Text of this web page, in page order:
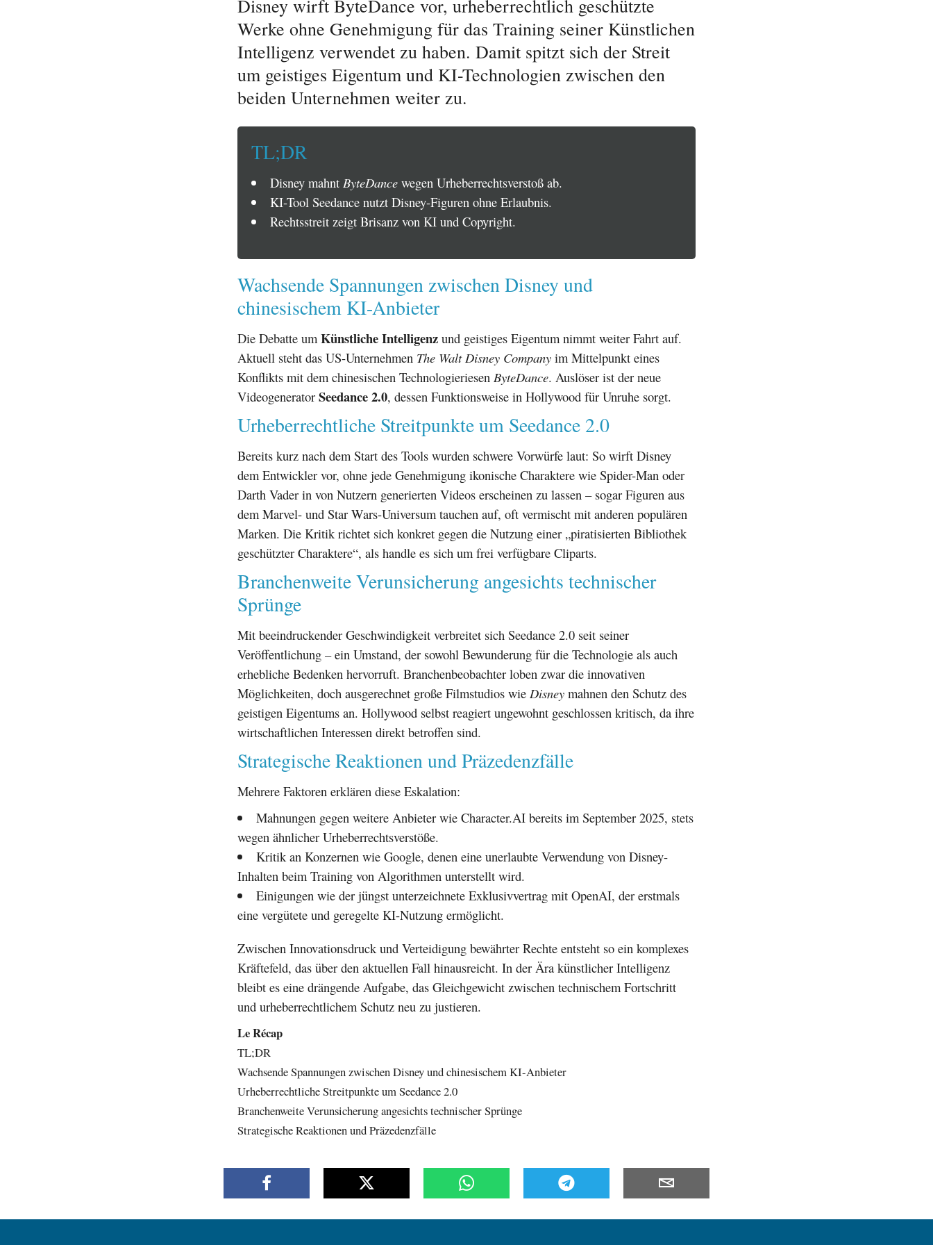
Disney wirft ByteDance vor, urheberrechtlich geschützte
Werke ohne Genehmigung für das Training seiner Künstlichen
Intelligenz verwendet zu haben. Damit spitzt sich der Streit
um geistiges Eigentum und KI-Technologien zwischen den
beiden Unternehmen weiter zu.
TL;DR
Disney mahnt ByteDancewegen Urheberrechtsverstoß ab.
KI-Tool Seedance nutzt Disney-Figuren ohne Erlaubnis.
Rechtsstreit zeigt Brisanz von KI und Copyright.
Wachsende Spannungen zwischen Disney und
chinesischem KI-Anbieter
Die Debatte um Künstliche Intelligenz und geistiges Eigentum nimmt weiter Fahrt auf.
Aktuell steht das US-Unternehmen The Walt Disney Company im Mittelpunkt eines
Konflikts mit dem chinesischen Technologieriesen ByteDance. Auslöser ist der neue
Videogenerator Seedance 2.0, dessen Funktionsweise in Hollywood für Unruhe sorgt.
Urheberrechtliche Streitpunkte um Seedance 2.0
Bereits kurz nach dem Start des Tools wurden schwere Vorwürfe laut: So wirft Disney
dem Entwickler vor, ohne jede Genehmigung ikonische Charaktere wie Spider-Man oder
Darth Vader in von Nutzern generierten Videos erscheinen zu lassen – sogar Figuren aus
dem Marvel- und Star Wars-Universum tauchen auf, oft vermischt mit anderen populären
Marken. Die Kritik richtet sich konkret gegen die Nutzung einer „piratisierten Bibliothek
geschützter Charaktere“, als handle es sich um frei verfügbare Cliparts.
Branchenweite Verunsicherung angesichts technischer
Sprünge
Mit beeindruckender Geschwindigkeit verbreitet sich Seedance 2.0 seit seiner
Veröffentlichung – ein Umstand, der sowohl Bewunderung für die Technologie als auch
erhebliche Bedenken hervorruft. Branchenbeobachter loben zwar die innovativen
Möglichkeiten, doch ausgerechnet große Filmstudios wie Disney mahnen den Schutz des
geistigen Eigentums an. Hollywood selbst reagiert ungewohnt geschlossen kritisch, da ihre
wirtschaftlichen Interessen direkt betroffen sind.
Strategische Reaktionen und Präzedenzfälle
Mehrere Faktoren erklären diese Eskalation:
Mahnungen gegen weitere Anbieter wie Character.AI bereits im September 2025, stets
wegen ähnlicher Urheberrechtsverstöße.
Kritik an Konzernen wie Google, denen eine unerlaubte Verwendung von Disney-
Inhalten beim Training von Algorithmen unterstellt wird.
Einigungen wie der jüngst unterzeichnete Exklusivvertrag mit OpenAI, der erstmals
eine vergütete und geregelte KI-Nutzung ermöglicht.
Zwischen Innovationsdruck und Verteidigung bewährter Rechte entsteht so ein komplexes
Kräftefeld, das über den aktuellen Fall hinausreicht. In der Ära künstlicher Intelligenz
bleibt es eine drängende Aufgabe, das Gleichgewicht zwischen technischem Fortschritt
und urheberrechtlichem Schutz neu zu justieren.
Le Récap
TL;DR
Wachsende Spannungen zwischen Disney und chinesischem KI-Anbieter
Urheberrechtliche Streitpunkte um Seedance 2.0
Branchenweite Verunsicherung angesichts technischer Sprünge
Strategische Reaktionen und Präzedenzfälle